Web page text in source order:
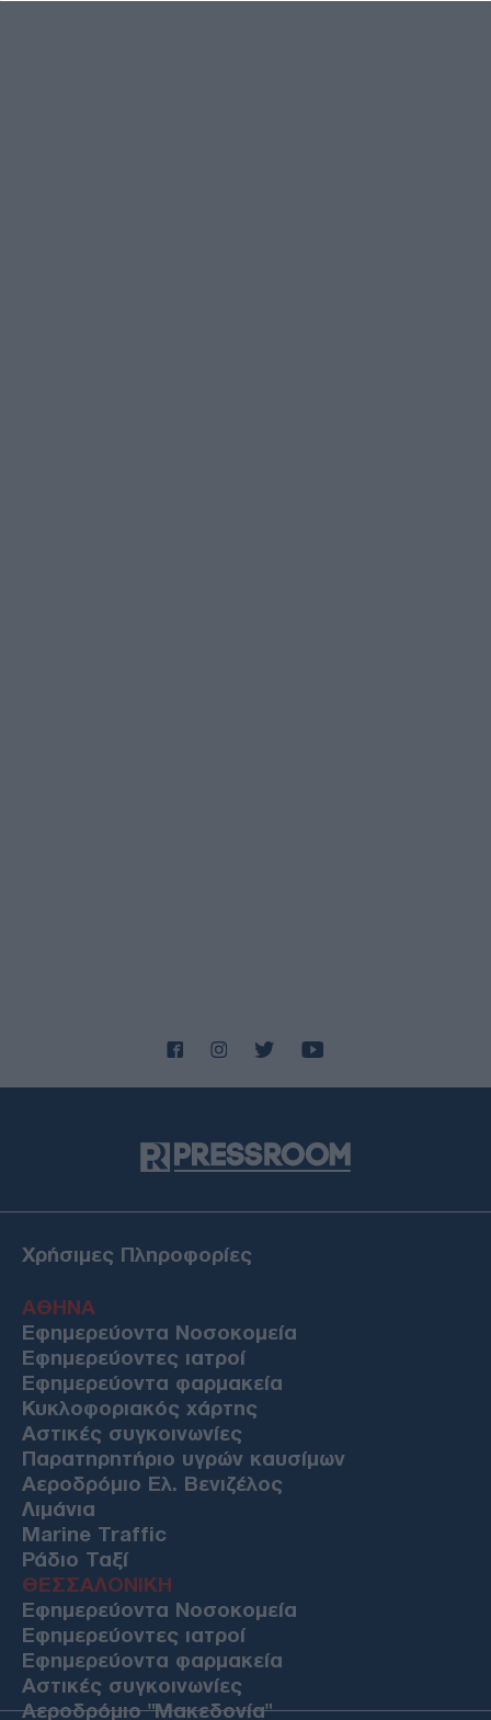
Χρήσιμες Πληροφορίες
ΑΘΗΝΑ
Εφημερεύοντα Νοσοκομεία
Εφημερεύοντες ιατροί
Εφημερεύοντα φαρμακεία
Κυκλοφοριακός χάρτης
Αστικές συγκοινωνίες
Παρατηρητήριο υγρών καυσίμων
Αεροδρόμιο Ελ. Βενιζέλος
Λιμάνια
Marine Traffic
Ράδιο Ταξί
ΘΕΣΣΑΛΟΝΙΚΗ
Εφημερεύοντα Νοσοκομεία
Εφημερεύοντες ιατροί
Εφημερεύοντα φαρμακεία
Αστικές συγκοινωνίες
Αεροδρόμιο "Μακεδονία"